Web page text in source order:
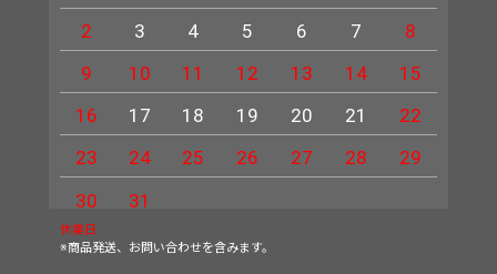
2
3 4 5 6 7
8
9
10 11 12 13 14
15
16
17 18 19 20 21
22
23
24 25 26 27 28
29
30
31
休業日
※商品発送、お問い合わせを含みます。